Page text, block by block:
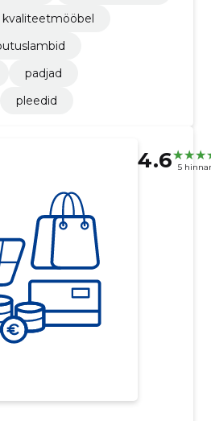
kvaliteetmööbel
padjad
pleedid
4.6 5